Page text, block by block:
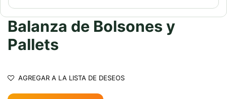
Balanza de Bolsones y
Pallets
AGREGAR A LA LISTA DE DESEOS